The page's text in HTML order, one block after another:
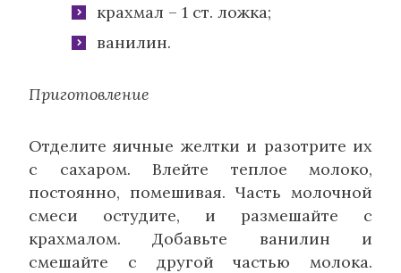
крахмал – 1 ст. ложка;
ванилин.
Приготовление
Отделите яичные желтки и разотрите их
с сахаром. Влейте теплое молоко,
постоянно, помешивая. Часть молочной
смеси остудите, и размешайте с
крахмалом. Добавьте ванилин и
смешайте с другой частью молока.